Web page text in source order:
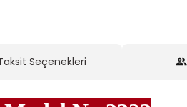
Seçenekleri